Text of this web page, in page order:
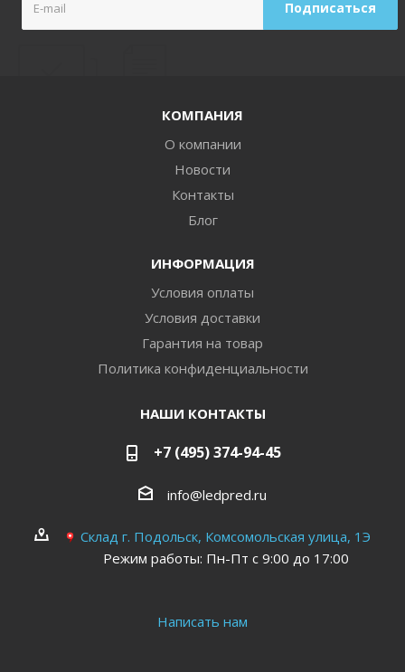
КОМПАНИЯ
О компании
Новости
Контакты
Блог
ИНФОРМАЦИЯ
Условия оплаты
Условия доставки
Гарантия на товар
Политика конфиденциальности
НАШИ КОНТАКТЫ
+7 (495) 374-94-45
info@ledpred.ru
Склад г. Подольск, Комсомольская улица, 1Э
Режим работы: Пн-Пт с 9:00 до 17:00
Написать нам